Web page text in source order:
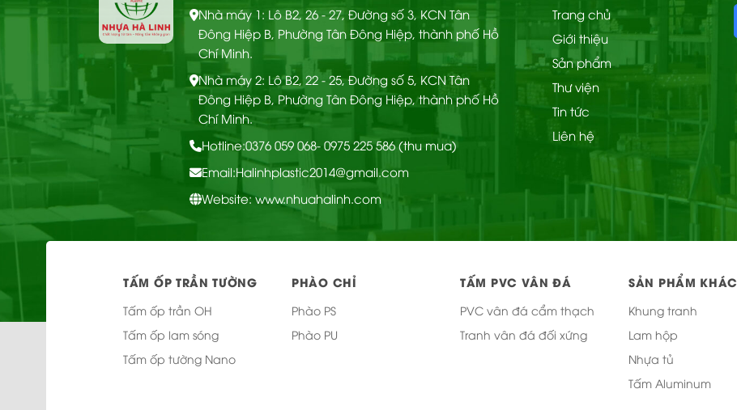
Ốp tường Nano – OTT
CHI
TIẾT
Ốp tường Nano – OTT
TIẾT
Nhà máy 1: Lô B2, 26 - 27, Đường số 3, KCN Tân
Đông Hiệp B, Phường Tân Đông Hiệp, thành phố Hồ
Chí Minh.
Nhà máy 2: Lô B2, 22 - 25, Đường số 5, KCN Tân
Đông Hiệp B, Phường Tân Đông Hiệp, thành phố Hồ
Chí Minh.
Hotline:0376 059 068- 0975 225 586 (thu mua)
Email:Halinhplastic2014@gmail.com
Website: www.nhuahalinh.com
Trang chủ
Giới thiệu
Sản phẩm
Thư viện
Tin tức
Liên hệ
TẤM ỐP TRẦN TƯỜNG
Tấm ốp trần OH
Tấm ốp lam sóng
Tấm ốp tường Nano
PHÀO CHỈ
Phào PS
Phào PU
TẤM PVC VÂN ĐÁ
PVC vân đá cẩm thạch
Tranh vân đá đối xứng
SẢN PHẨM KHÁC
Khung tranh
Lam hộp
Nhựa tủ
Tấm Aluminum